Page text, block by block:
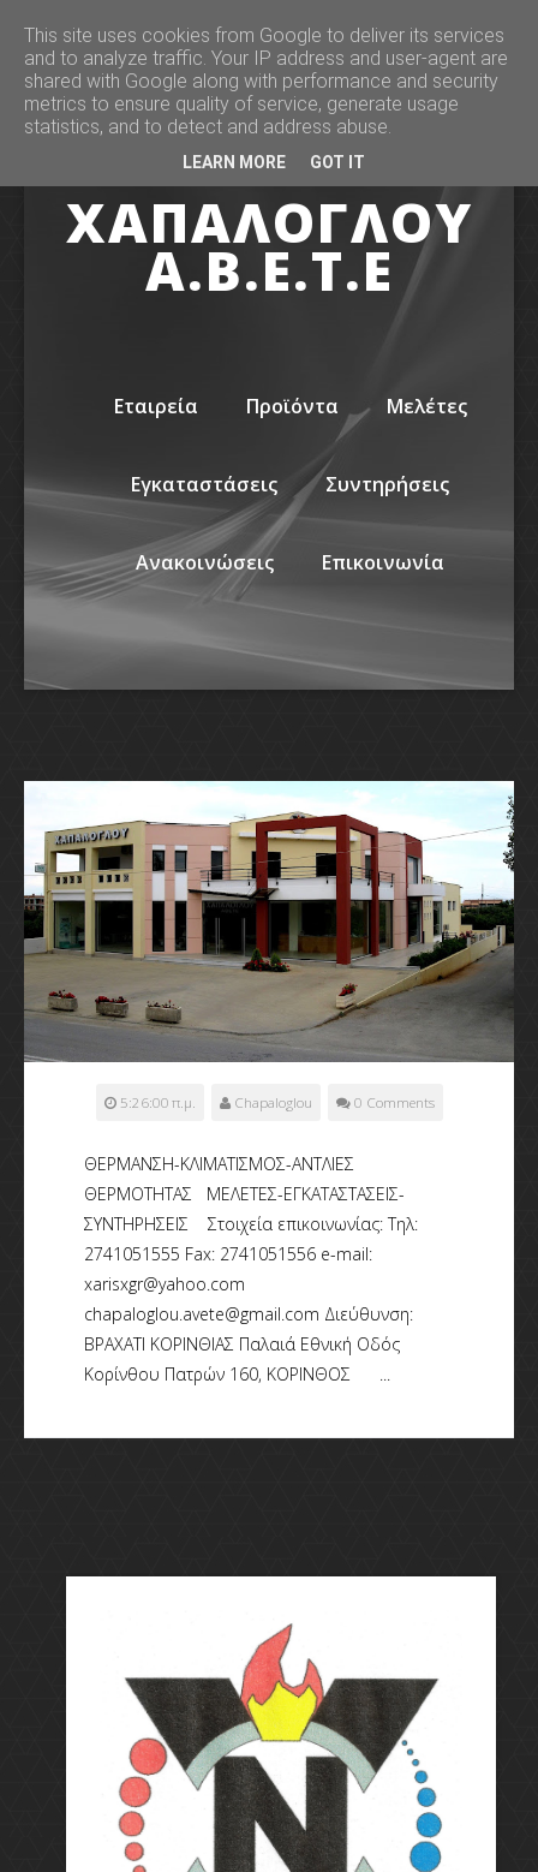
ΧΑΠΑΛΟΓΛΟΥ
Α.Β.Ε.Τ.Ε
Εταιρεία Προϊόντα Μελέτες
Εγκαταστάσεις Συντηρήσεις
Ανακοινώσεις Επικοινωνία
5:26:00 π.μ. Chapaloglou 0 Comments
ΘΕΡΜΑΝΣΗ-ΚΛΙΜΑΤΙΣΜΟΣ-ΑΝΤΛΙΕΣ
ΘΕΡΜΟΤΗΤΑΣ ΜΕΛΕΤΕΣ-ΕΓΚΑΤΑΣΤΑΣΕΙΣ-
ΣΥΝΤΗΡΗΣΕΙΣ Στοιχεία επικοινωνίας: Τηλ:
2741051555 Fax: 2741051556 e-mail:
xarisxgr@yahoo.com
chapaloglou.avete@gmail.com Διεύθυνση:
ΒΡΑΧΑΤΙ ΚΟΡΙΝΘΙΑΣ Παλαιά Εθνική Οδός
Κορίνθου Πατρών 160, ΚΟΡΙΝΘΟΣ ...
This site uses cookies from Google to deliver its services
and to analyze traffic. Your IP address and user-agent are
shared with Google along with performance and security
metrics to ensure quality of service, generate usage
statistics, and to detect and address abuse.
LEARN MORE GOT IT